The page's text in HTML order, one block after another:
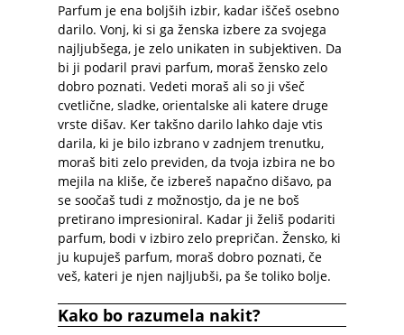
Parfum je ena boljših izbir, kadar iščeš osebno
darilo. Vonj, ki si ga ženska izbere za svojega
najljubšega, je zelo unikaten in subjektiven. Da
bi ji podaril pravi parfum, moraš žensko zelo
dobro poznati. Vedeti moraš ali so ji všeč
cvetlične, sladke, orientalske ali katere druge
vrste dišav. Ker takšno darilo lahko daje vtis
darila, ki je bilo izbrano v zadnjem trenutku,
moraš biti zelo previden, da tvoja izbira ne bo
mejila na kliše, če izbereš napačno dišavo, pa
se soočaš tudi z možnostjo, da je ne boš
pretirano impresioniral. Kadar ji želiš podariti
parfum, bodi v izbiro zelo prepričan. Žensko, ki
ju kupuješ parfum, moraš dobro poznati, če
veš, kateri je njen najljubši, pa še toliko bolje.
Kako bo razumela nakit?